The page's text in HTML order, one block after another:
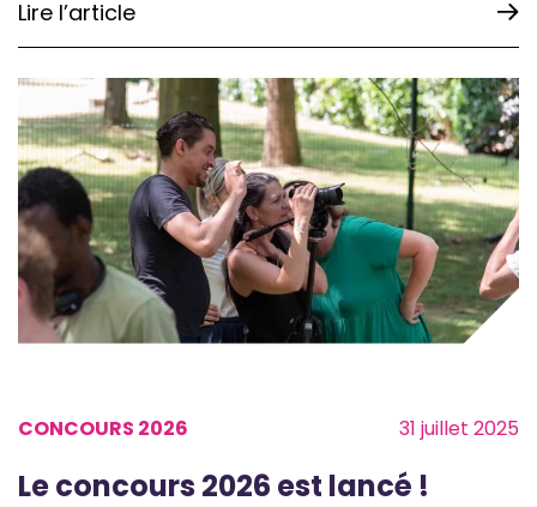
Lire l’article
CONCOURS 2026 31 juillet 2025
Le concours 2026 est lancé !